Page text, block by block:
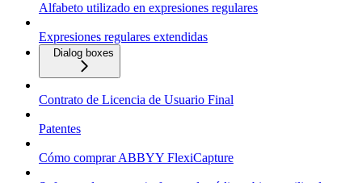
Alfabeto utilizado en expresiones regulares
Expresiones regulares extendidas
Dialog boxes
Contrato de Licencia de Usuario Final
Patentes
Cómo comprar ABBYY FlexiCapture